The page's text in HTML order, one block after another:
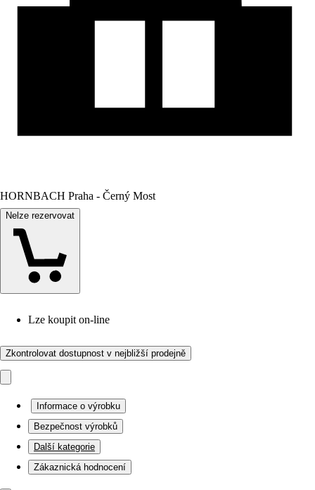
HORNBACH Praha - Černý Most
Nelze rezervovat
Lze koupit on-line
Zkontrolovat dostupnost v nejbližší prodejně
Informace o výrobku
Bezpečnost výrobků
Další kategorie
Zákaznická hodnocení